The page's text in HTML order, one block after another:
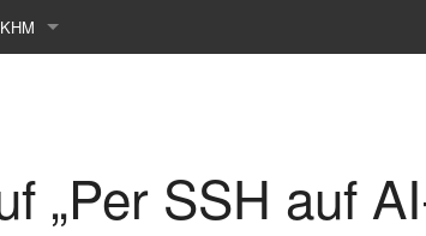
KHM
exMedia Blog„Per SSH auf